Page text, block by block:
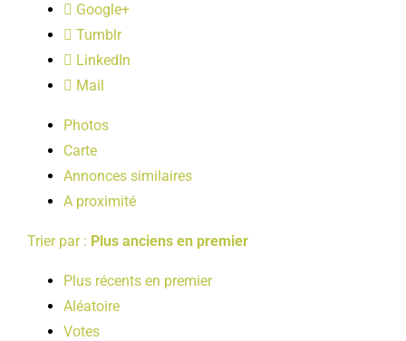
LOISIRS
PUBLICATIONS
Google+
Tumblr
LinkedIn
Mail
Photos
Carte
Annonces similaires
A proximité
Trier par : Plus anciens en premier
Plus récents en premier
Aléatoire
Votes